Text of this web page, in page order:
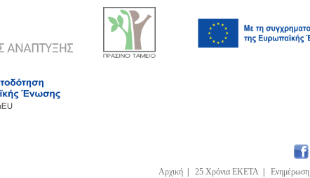
Αρχική 25 Χρόνια ΕΚΕΤΑ Ενημέρωση